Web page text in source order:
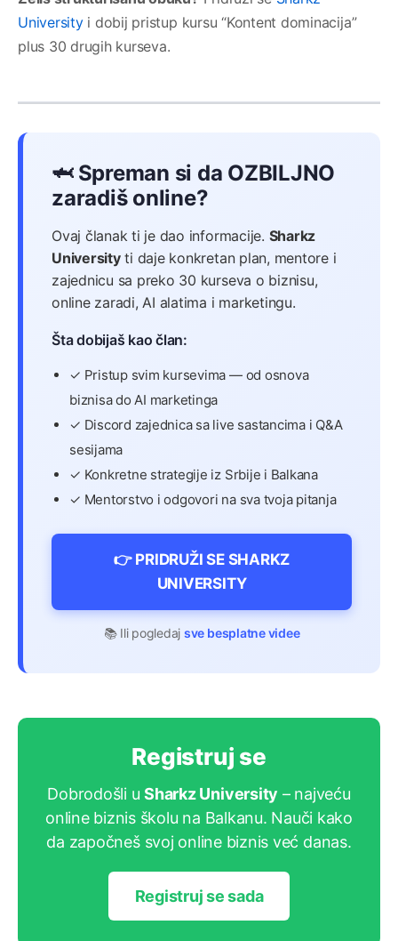
Universityi dobij pristup kursu “Kontent dominacija”
plus 30 drugih kurseva.
🦈 Spreman si da OZBILJNO
zaradiš online?
Ovaj članak ti je dao informacije. Sharkz
Universityti daje konkretan plan, mentore i
zajednicu sa preko 30 kurseva o biznisu,
online zaradi, AI alatima i marketingu.
Šta dobijaš kao član:
✓ Pristup svim kursevima — od osnova
biznisa do AI marketinga
✓ Discord zajednica sa live sastancima i Q&A
sesijama
✓ Konkretne strategije iz Srbije i Balkana
✓ Mentorstvo i odgovori na sva tvoja pitanja
👉 PRIDRUŽI SE SHARKZ
UNIVERSITY
📚 Ili pogledaj sve besplatne videe
Registruj se
Dobrodošli uSharkz University – najveću
online biznis školu na Balkanu. Nauči kako
da započneš svoj online biznis već danas.
Registruj se sada